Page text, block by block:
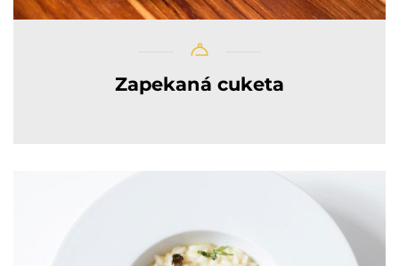
Zapekaná cuketa